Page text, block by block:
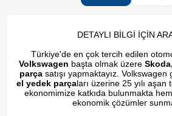
DETAYLI BİLGİ İÇİN
Türkiye'de en çok tercih edilen
Volkswagen başta olmak üzere
parçasatışı yapmaktayız. Volkswagen
el yedek parçaları üzerine 25 yılı
ekonomimize katkıda bulunmakta
ekonomik çözümler